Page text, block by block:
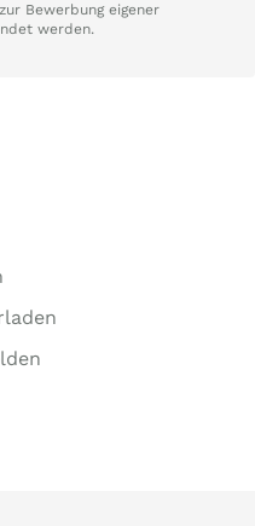
Bewerbung eigener
werden.